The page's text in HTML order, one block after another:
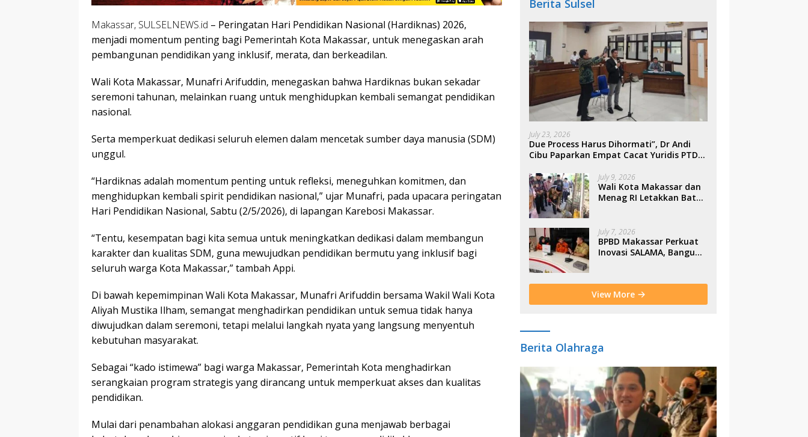
Makassar, SULSELNEWS.id – Peringatan Hari Pendidikan Nasional (Hardiknas) 2026,
menjadi momentum penting bagi Pemerintah Kota Makassar, untuk menegaskan arah
pembangunan pendidikan yang inklusif, merata, dan berkeadilan.
Wali Kota Makassar, Munafri Arifuddin, menegaskan bahwa Hardiknas bukan sekadar
seremoni tahunan, melainkan ruang untuk menghidupkan kembali semangat pendidikan
nasional.
Serta memperkuat dedikasi seluruh elemen dalam mencetak sumber daya manusia (SDM)
unggul.
“Hardiknas adalah momentum penting untuk refleksi, meneguhkan komitmen, dan
menghidupkan kembali spirit pendidikan nasional,” ujar Munafri, pada upacara peringatan
Hari Pendidikan Nasional, Sabtu (2/5/2026), di lapangan Karebosi Makassar.
“Tentu, kesempatan bagi kita semua untuk meningkatkan dedikasi dalam membangun
karakter dan kualitas SDM, guna mewujudkan pendidikan bermutu yang inklusif bagi
seluruh warga Kota Makassar,” tambah Appi.
Di bawah kepemimpinan Wali Kota Makassar, Munafri Arifuddin bersama Wakil Wali Kota
Aliyah Mustika Ilham, semangat menghadirkan pendidikan untuk semua tidak hanya
diwujudkan dalam seremoni, tetapi melalui langkah nyata yang langsung menyentuh
kebutuhan masyarakat.
Sebagai “kado istimewa” bagi warga Makassar, Pemerintah Kota menghadirkan
serangkaian program strategis yang dirancang untuk memperkuat akses dan kualitas
pendidikan.
Mulai dari penambahan alokasi anggaran pendidikan guna menjawab berbagai
Berita Sulsel
July 23, 2026
Due Process Harus Dihormati”, Dr Andi
Cibu Paparkan Empat Cacat Yuridis PTDH
July 9, 2026
Wali Kota Makassar dan
Menag RI Letakkan Batu
BTP
July 7, 2026
BPBD Makassar Perkuat
Inovasi SALAMA, Bangun
View More
Berita Olahraga